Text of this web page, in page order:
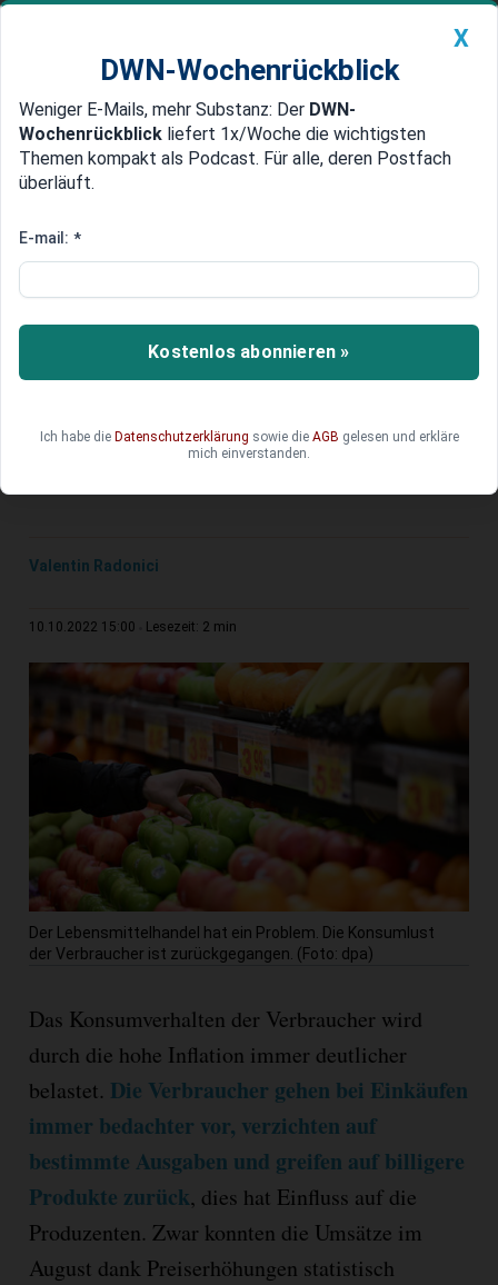
Newsticker MEIN DWN: Geldanlage Premium
Edelmetalle DWN-Magazin China
Lebensmittelhandel:
Rekordtief
Das Umsatzniveau im Lebensmittelhandel ist im
August stark zurückgegangen. Auch andere
Die immensen Preisanstiege halten die Kunden
Valentin Radonici
10.10.2022 15:00 Lesezeit: 2 min
Der Lebensmittelhandel hat ein Problem. Die Konsumlust
der Verbraucher ist zurückgegangen. (Foto: dpa)
Das Konsumverhalten der Verbraucher wird
durch die hohe Inflation immer deutlicher
belastet. Die Verbraucher gehen bei Einkäufen
immer bedachter vor, verzichten auf
bestimmte Ausgaben und greifen auf billigere
Produkte zurück, dies hat Einfluss auf die
Produzenten. Zwar konnten die Umsätze im
August dank Preiserhöhungen statistisch
X
DWN-Wochenrückblick
Weniger E-Mails, mehr Substanz: Der DWN-
Wochenrückblick liefert 1x/Woche die wichtigsten
Themen kompakt als Podcast. Für alle, deren Postfach
überläuft.
E-mail: *
Kostenlos abonnieren »
Ich habe die Datenschutzerklärung sowie die AGB gelesen und erkläre
mich einverstanden.